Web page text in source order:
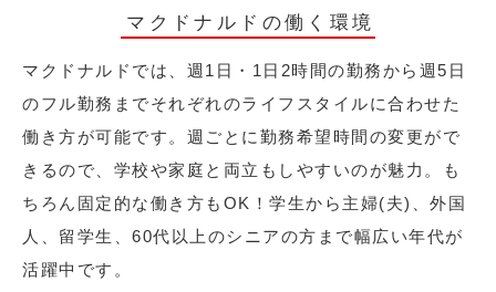
マクドナルドの働く環境
マクドナルドでは、週1日・1日2時間の勤務から週5日
のフル勤務までそれぞれのライフスタイルに合わせた
働き方が可能です。週ごとに勤務希望時間の変更がで
きるので、学校や家庭と両立もしやすいのが魅力。も
ちろん固定的な働き方もOK！学生から主婦(夫)、外国
人、留学生、60代以上のシニアの方まで幅広い年代が
活躍中です。